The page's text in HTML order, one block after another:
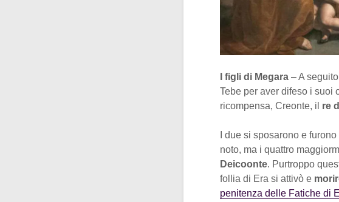
I figli di Megara – A
Tebe per aver difeso i suoi
ricompensa, Creonte, il re
I due si sposarono e
noto, ma i quattro
Deicoonte. Purtroppo
follia di Era si attivò e
penitenza delle Fatiche di